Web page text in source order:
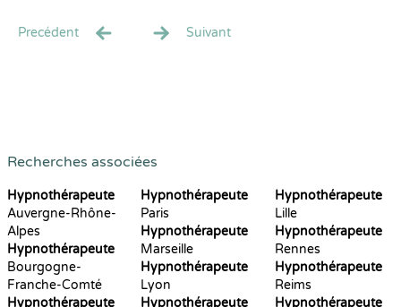
Precédent Suivant
Recherches associées
Hypnothérapeute
Auvergne-Rhône-
Alpes
Hypnothérapeute
Bourgogne-
Franche-Comté
Hypnothérapeute
Hypnothérapeute
Paris
Hypnothérapeute
Marseille
Hypnothérapeute
Lyon
Hypnothérapeute
Hypnothérapeute
Lille
Hypnothérapeute
Rennes
Hypnothérapeute
Reims
Hypnothérapeute